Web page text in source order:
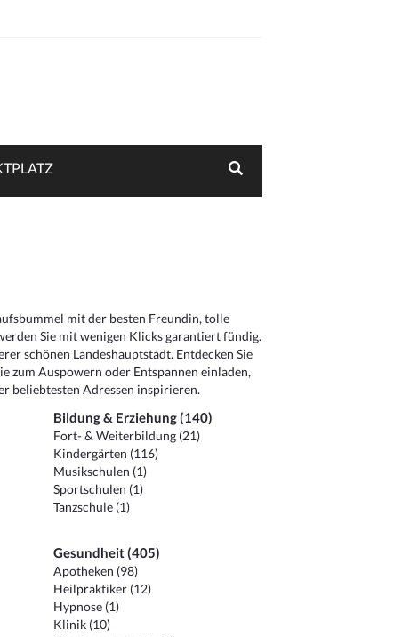
mit der besten Freundin, tolle
Sie mit wenigen Klicks garantiert fündig.
schönen Landeshauptstadt. Entdecken Sie
zum Auspowern oder Entspannen einladen,
beliebtesten Adressen inspirieren.
Bildung & Erziehung (140)
Fort- & Weiterbildung (21)
Kindergärten (116)
Musikschulen (1)
Sportschulen (1)
Tanzschule (1)
Gesundheit (405)
Apotheken (98)
Heilpraktiker (12)
Hypnose (1)
Klinik (10)